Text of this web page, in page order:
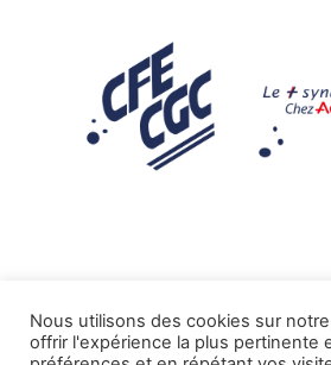
Mentions légales
Nous utilisons des cookies sur
offrir l'expérience la plus pertinente